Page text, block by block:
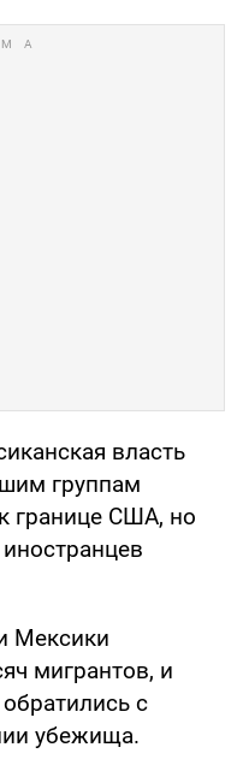
власть
группам
границе США, но
Мексики
мигрантов, и
с
убежища.